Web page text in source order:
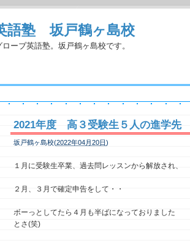
語塾 坂戸鶴ヶ島校
ーブ英語塾。坂戸鶴ヶ島校です。
2021年度 高３受験生５人の進学先
坂戸鶴ヶ島校(2022年04月20日)
１月に受験生卒業、過去問レッスンから解放され、
２月、３月で確定申告をして・・
ボーっとしてたら４月も半ばになっておりました
とさ(笑)